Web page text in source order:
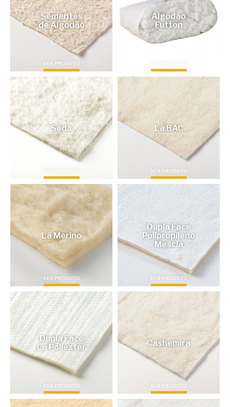
Sementes
de Algodão
VER PRODUTO
Algodão
Futton
Seda Lã BAC
VER PRODUTO
Lã Merino
VER PRODUTO
Dupla Face
Polipropileno
Mescla
VER PRODUTO
Dupla Face
Lã Poliéster
VER PRODUTO
Cashemira
VER PRODUTO